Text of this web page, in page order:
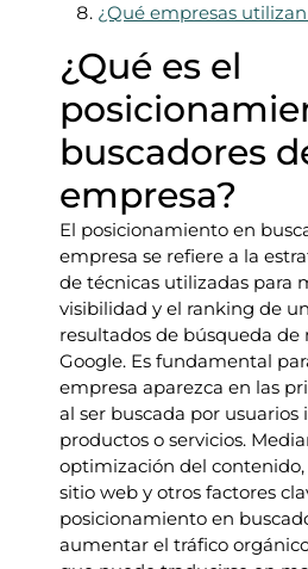
¿Qué empresas utilizan
¿Qué es el
buscadores
empresa?
El posicionamiento en
empresa se refiere a la
de técnicas utilizadas para
visibilidad y el ranking de
resultados de búsqueda de
Google. Es fundamental
empresa aparezca en las
al ser buscada por usuarios
productos o servicios.
optimización del
sitio web y otros factores
posicionamiento en
aumentar el tráfico